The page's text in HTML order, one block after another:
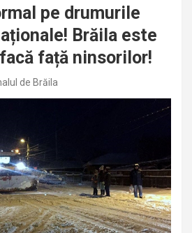
pe drumurile
Brăila este
față ninsorilor!
de Brăila